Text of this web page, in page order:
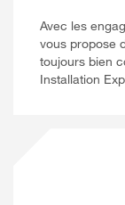
Avec les
vous propose
toujours bien
Installation